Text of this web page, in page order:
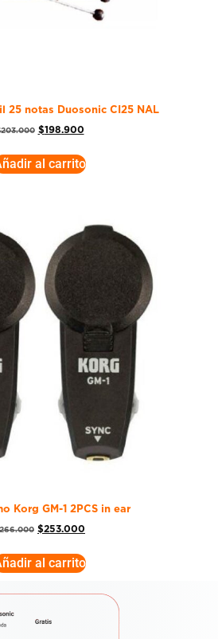
25 notas Duosonic CI25 NAL
203.000 $198.900
al carrito
Korg GM-1 2PCS in ear
266.000 $253.000
al carrito